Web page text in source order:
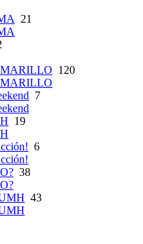
21
120
7
19
6
38
43